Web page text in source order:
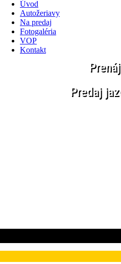
Úvod
Autožeriavy
Na predaj
Fotogaléria
VOP
Kontakt
Predaj